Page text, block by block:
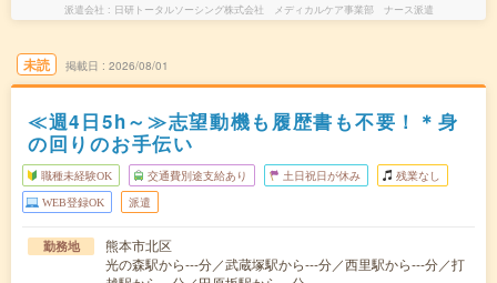
派遣会社 日研トータルソーシング株式会社 メディカルケア事業部 ナース派遣
未読 掲載日 2026/08/01
≪週4日5h～≫志望動機も履歴書も不要！＊身
の回りのお手伝い
職種未経験OK 交通費別途支給あり 土日祝日が休み 残業なし
WEB登録OK 派遣
勤務地
熊本市北区
光の森駅から---分／武蔵塚駅から---分／西里駅から---分／打